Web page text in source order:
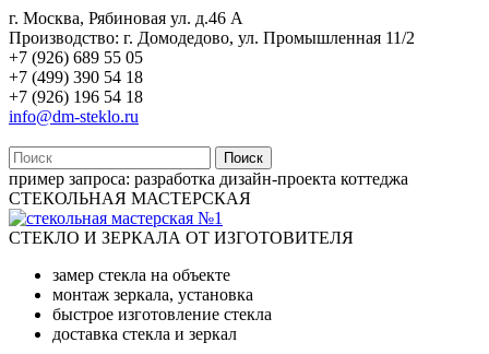
г. Москва, Рябиновая ул. д.46 А
Производство: г. Домодедово, ул. Промышленная 11/2
+7 (926) 689 55 05
+7 (499) 390 54 18
+7 (926) 196 54 18
info@dm-steklo.ru
Поиск
пример запроса: разработка дизайн-проекта коттеджа
СТЕКОЛЬНАЯ МАСТЕРСКАЯ
СТЕКЛО И ЗЕРКАЛА ОТ ИЗГОТОВИТЕЛЯ
замер стекла на объекте
монтаж зеркала, установка
быстрое изготовление стекла
доставка стекла и зеркал